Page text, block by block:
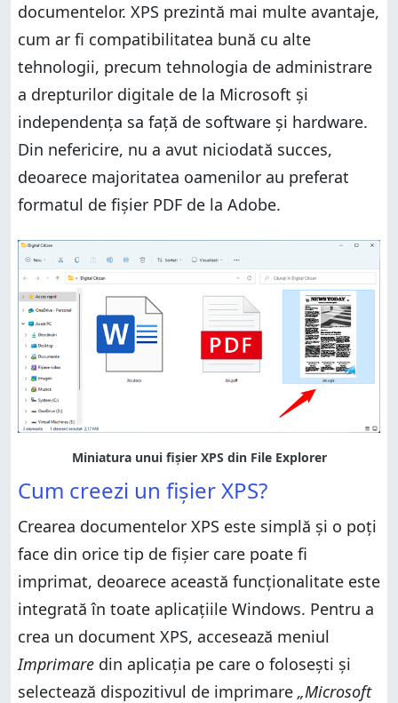
Cum vezi informații despre un fișier XPS
Cum imprimi un fișier XPS
Cum alegi un alt mod de vizualizare în Vizualizatorul
XPS
Cum cauți text într-un fișier XPS
Cum setezi permisiunile pentru documente cu
Vizualizatorul XPS
Folosești fișiere XPS?
Cum salvezi un fișier XPS cu Vizualizatorul XPS
Cum vezi informații despre un fișier XPS
Cum imprimi un fișier XPS
Cum alegi un alt mod de vizualizare în Vizualizatorul
XPS
Cum cauți text într-un fișier XPS
Cum setezi permisiunile pentru documente cu
Vizualizatorul XPS
Folosești fișiere XPS?
documentelor. XPS prezintă mai multe avantaje,
cum ar fi compatibilitatea bună cu alte
tehnologii, precum tehnologia de administrare
a drepturilor digitale de la Microsoft și
independența sa față de software și hardware.
Din nefericire, nu a avut niciodată succes,
deoarece majoritatea oamenilor au preferat
formatul de fișier PDF de la Adobe.
Cum creezi un fișier XPS?
Crearea documentelor XPS este simplă și o poți
face din orice tip de fișier care poate fi
imprimat, deoarece această funcționalitate este
integrată în toate aplicațiile Windows. Pentru a
crea un document XPS, accesează meniul
Imprimare din aplicația pe care o folosești și
selectează dispozitivul de imprimare „Microsoft